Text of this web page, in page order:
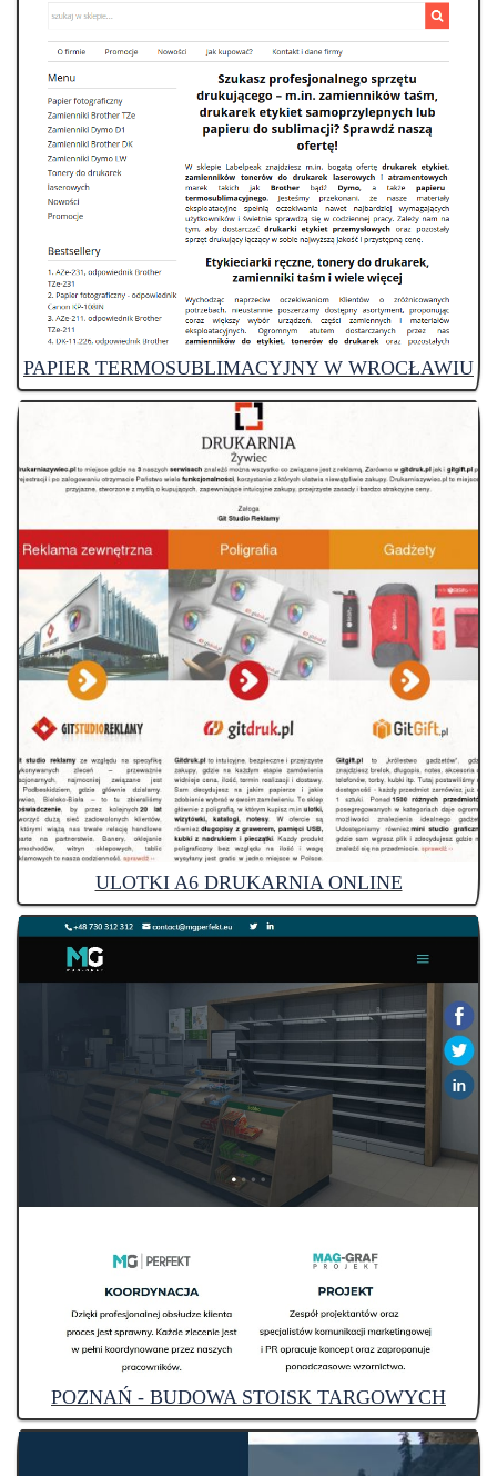
PAPIER TERMOSUBLIMACYJNY W WROCŁAWIU
ULOTKI A6 DRUKARNIA ONLINE
POZNAŃ - BUDOWA STOISK TARGOWYCH